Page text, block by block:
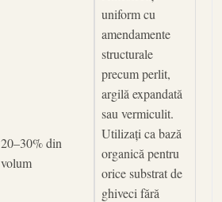
20–30% din
volum
uniform cu
amendamente
structurale
precum perlit,
argilă expandată
sau vermiculit.
Utilizați ca bază
organică pentru
orice substrat de
ghiveci fără